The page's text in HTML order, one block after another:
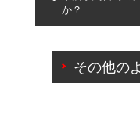
一部の商品・サー
出来ないものもござ
か？
ご来店予約日の
の日時変更につ
その他の